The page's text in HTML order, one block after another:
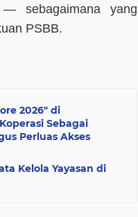
sebagaimana yang
PSBB.
2026" di
Sebagai
Perluas Akses
Kelola Yayasan di